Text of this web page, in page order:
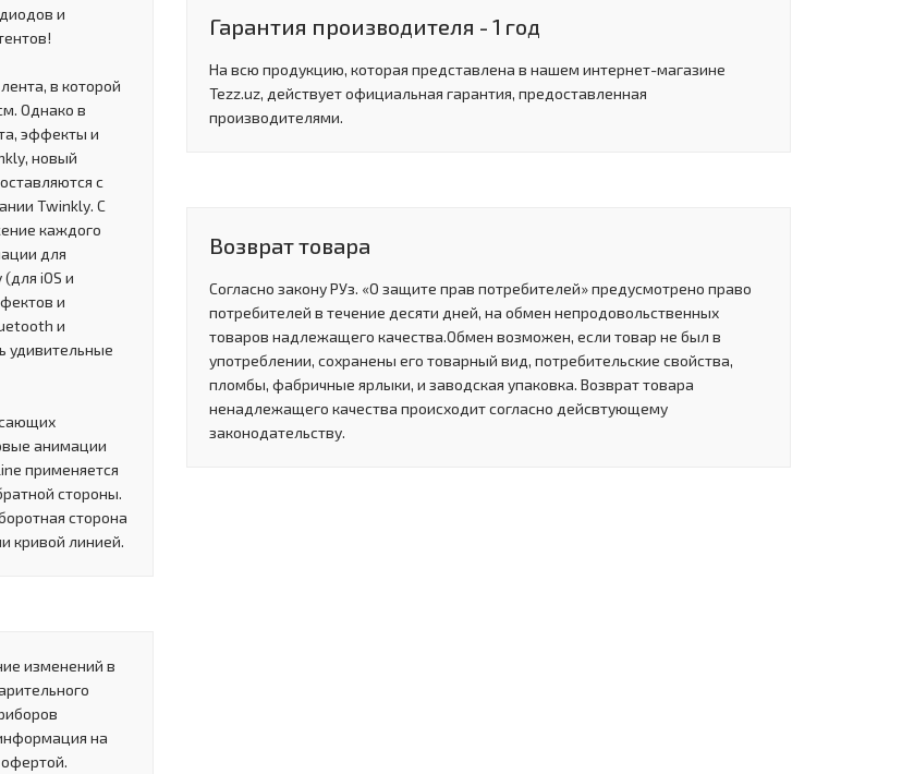
и
в которой
Однако в
эффекты и
новый
с
Twinkly. С
каждого
для
iOS и
и
и
удивительные
анимации
применяется
стороны.
сторона
кривой линией.
изменений в
на
Гарантия производителя - 1 год
На всю продукцию, которая представлена в нашем интернет-магазине
Tezz.uz, действует официальная гарантия, предоставленная
производителями.
Возврат товара
Согласно закону РУз. «О защите прав потребителей» предусмотрено право
потребителей в течение десяти дней, на обмен непродовольственных
товаров надлежащего качества.Обмен возможен, если товар не был в
употреблении, сохранены его товарный вид, потребительские свойства,
пломбы, фабричные ярлыки, и заводская упаковка. Возврат товара
ненадлежащего качества происходит согласно дейсвтующему
законодательству.